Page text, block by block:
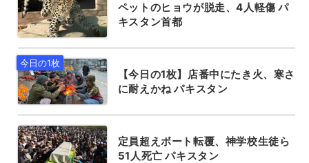
ペットのヒョウが脱走、4人軽傷 パ
キスタン首都
【今日の1枚】店番中にたき火、寒さ
に耐えかね パキスタン
定員超えボート転覆、神学校生徒ら
51人死亡 パキスタン